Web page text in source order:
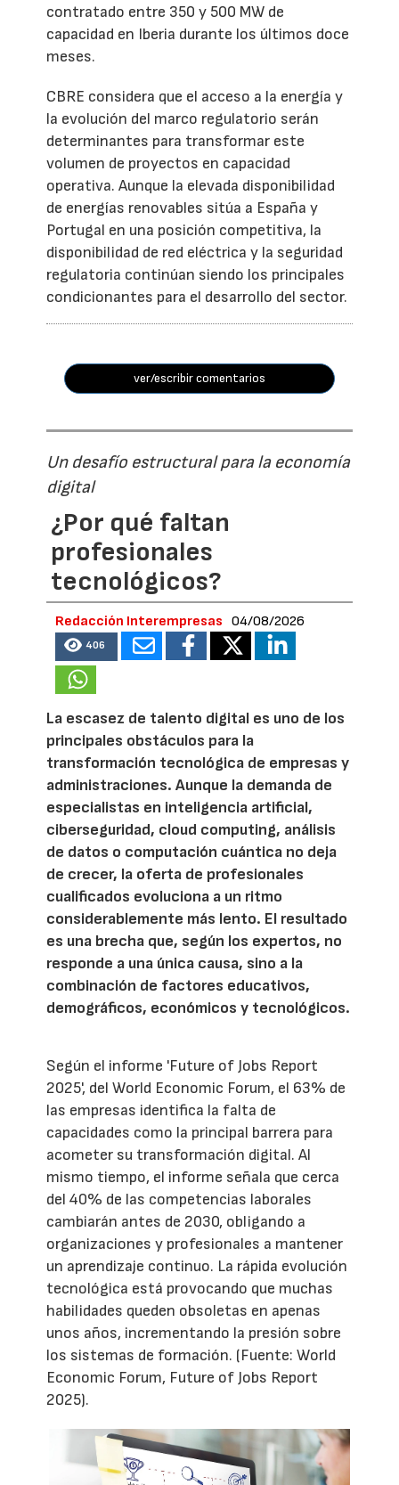
contratado entre 350 y 500 MW de
capacidad en Iberia durante los últimos doce
meses.
CBRE considera que el acceso a la energía y
la evolución del marco regulatorio serán
determinantes para transformar este
volumen de proyectos en capacidad
operativa. Aunque la elevada disponibilidad
de energías renovables sitúa a España y
Portugal en una posición competitiva, la
disponibilidad de red eléctrica y la seguridad
regulatoria continúan siendo los principales
condicionantes para el desarrollo del sector.
ver/escribir comentarios
Un desafío estructural para la economía
digital
¿Por qué faltan
profesionales
tecnológicos?
Redacción Interempresas 04/08/2026
406
La escasez de talento digital es uno de los
principales obstáculos para la
transformación tecnológica de empresas y
administraciones. Aunque la demanda de
especialistas en inteligencia artificial,
ciberseguridad, cloud computing, análisis
de datos o computación cuántica no deja
de crecer, la oferta de profesionales
cualificados evoluciona a un ritmo
considerablemente más lento. El resultado
es una brecha que, según los expertos, no
responde a una única causa, sino a la
combinación de factores educativos,
demográficos, económicos y tecnológicos.
Según el informe 'Future of Jobs Report
2025', del World Economic Forum, el 63% de
las empresas identifica la falta de
capacidades como la principal barrera para
acometer su transformación digital. Al
mismo tiempo, el informe señala que cerca
del 40% de las competencias laborales
cambiarán antes de 2030, obligando a
organizaciones y profesionales a mantener
un aprendizaje continuo. La rápida evolución
tecnológica está provocando que muchas
habilidades queden obsoletas en apenas
unos años, incrementando la presión sobre
los sistemas de formación. (Fuente: World
Economic Forum, Future of Jobs Report
2025).